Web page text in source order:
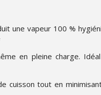
une vapeur 100 %
en pleine charge.
cuisson tout en